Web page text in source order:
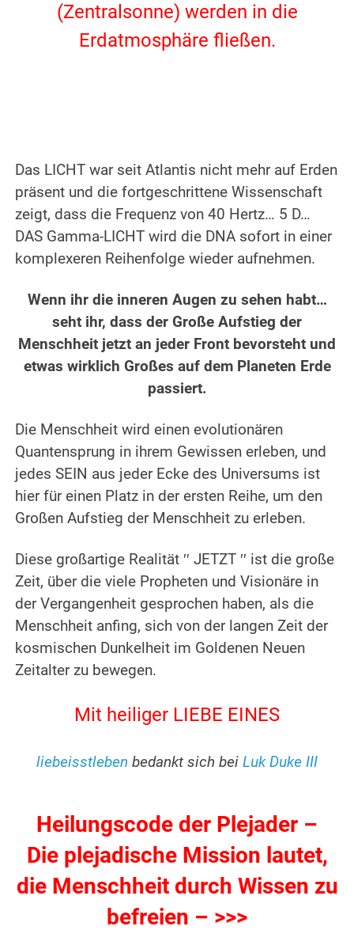
(Zentralsonne) werden in die
Erdatmosphäre fließen.
Das LICHT war seit Atlantis nicht mehr auf Erden
präsent und die fortgeschrittene Wissenschaft
zeigt, dass die Frequenz von 40 Hertz… 5 D…
DAS Gamma-LICHT wird die DNA sofort in einer
komplexeren Reihenfolge wieder aufnehmen.
Wenn ihr die inneren Augen zu sehen habt…
seht ihr, dass der Große Aufstieg der
Menschheit jetzt an jeder Front bevorsteht und
etwas wirklich Großes auf dem Planeten Erde
passiert.
Die Menschheit wird einen evolutionären
Quantensprung in ihrem Gewissen erleben, und
jedes SEIN aus jeder Ecke des Universums ist
hier für einen Platz in der ersten Reihe, um den
Großen Aufstieg der Menschheit zu erleben.
Diese großartige Realität ′′ JETZT ′′ ist die große
Zeit, über die viele Propheten und Visionäre in
der Vergangenheit gesprochen haben, als die
Menschheit anfing, sich von der langen Zeit der
kosmischen Dunkelheit im Goldenen Neuen
Zeitalter zu bewegen.
Mit heiliger LIEBE EINES
liebeisstleben bedankt sich bei Luk Duke III
Heilungscode der Plejader –
Die plejadische Mission lautet,
die Menschheit durch Wissen zu
befreien – >>>